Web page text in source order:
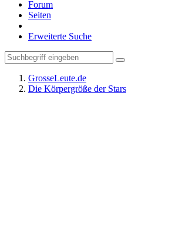
Forum
Seiten
Erweiterte Suche
GrosseLeute.de
Die Körpergröße der Stars